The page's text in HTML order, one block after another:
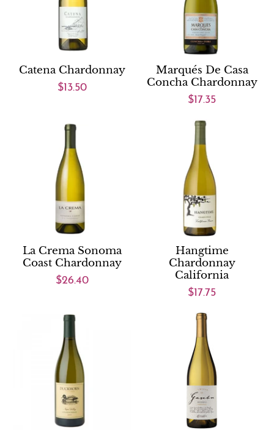
Catena Chardonnay
$13.50
Marqués De Casa
Concha Chardonnay
$17.35
La Crema Sonoma
Coast Chardonnay
$26.40
Hangtime
Chardonnay
California
$17.75